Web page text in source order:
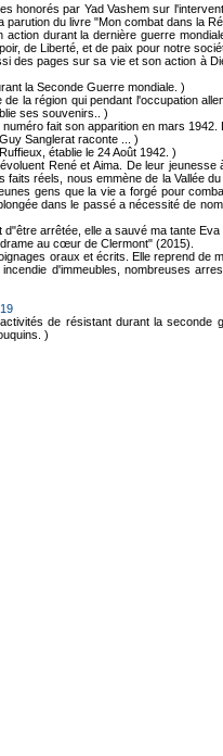
honorés par Yad Vashem sur
du livre "Mon combat dans la
durant la dernière guerre
de Liberté, et de paix pour notre
des pages sur sa vie et son action à
la Seconde Guerre mondiale. )
la région qui pendant l'occupation
ses souvenirs.. )
fait son apparition en mars
Sanglerat raconte ... )
établie le 24 Août 1942. )
René et Aima. De leur jeunesse
réels, nous emmène de la Vallée
gens que la vie a forgé pour
dans le passé a nécessité de
arrêtée, elle a sauvé ma tante
au cœur de Clermont" (2015).
oraux et écrits. Elle reprend de
d'immeubles, nombreuses
de résistant durant la seconde
)